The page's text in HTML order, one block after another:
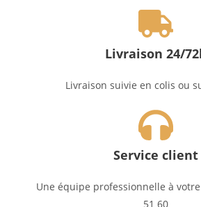
Livraison 24/
Livraison suivie en colis ou
Service client
Une équipe professionnelle à
51 60